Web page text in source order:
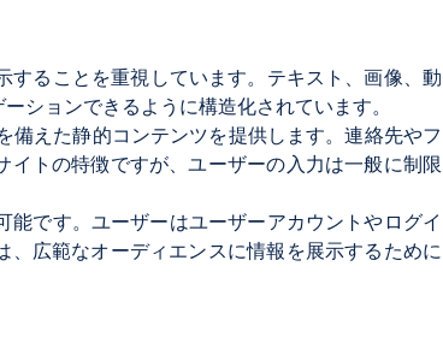
することを重視しています。テキスト、画像、動
ションできるように構造化されています。
備えた静的コンテンツを提供します。連絡先やフ
トの特徴ですが、ユーザーの入力は一般に制限
です。ユーザーはユーザーアカウントやログイ
広範なオーディエンスに情報を展示するために